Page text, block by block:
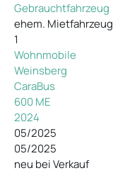
Gebrauchtfahrzeug
ehem. Mietfahrzeug
1
Wohnmobile
Weinsberg
CaraBus
600 ME
2024
05/2025
05/2025
neu bei Verkauf